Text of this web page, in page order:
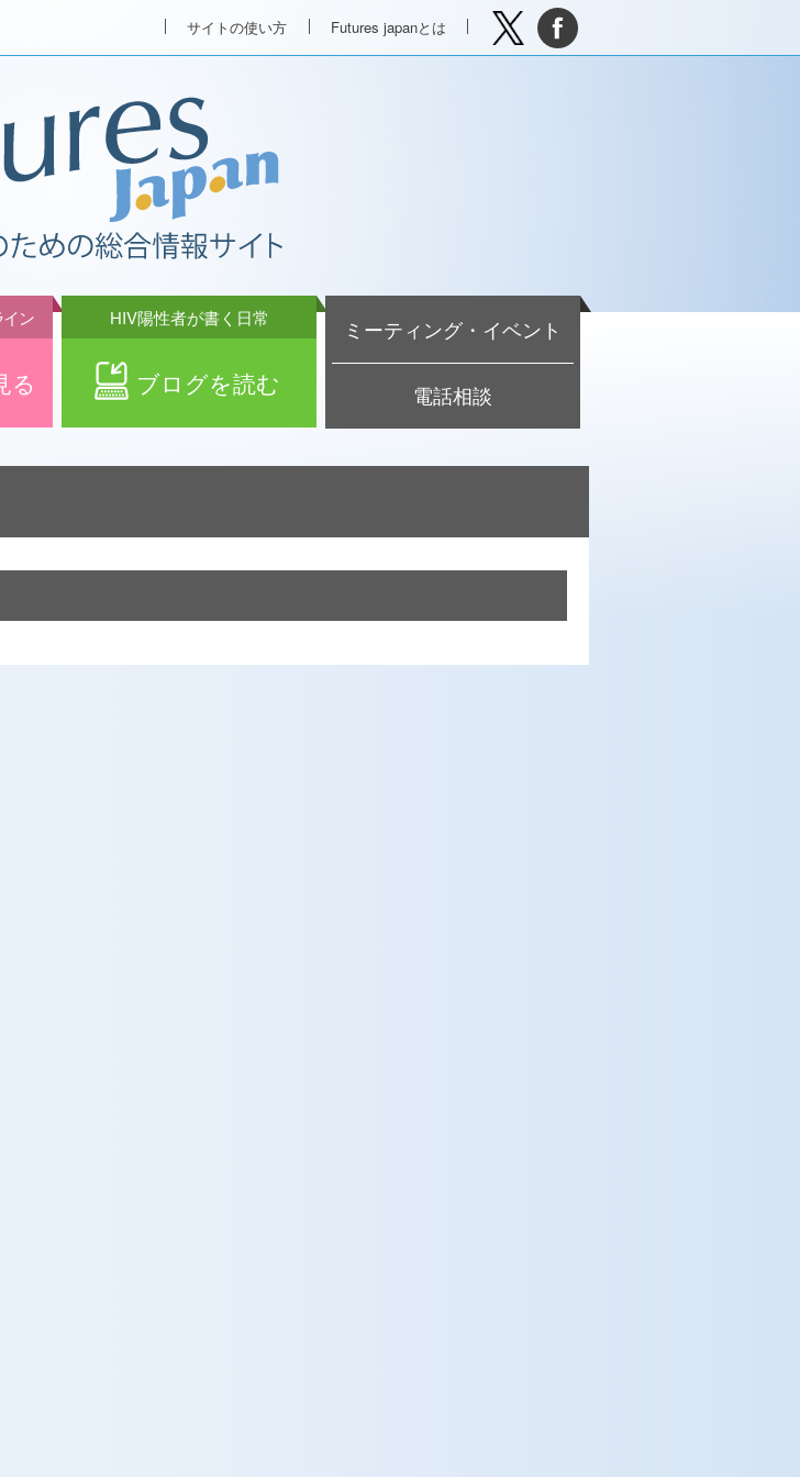
サイトの使い方 Futures japanとは
る
ン
ブログを読む
HIV陽性者が書く日常 ミーティング・イベント
電話相談